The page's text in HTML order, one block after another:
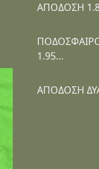
ΑΠΟΔΟΣΗ
1.95…
ΑΠΟΔΟΣΗ